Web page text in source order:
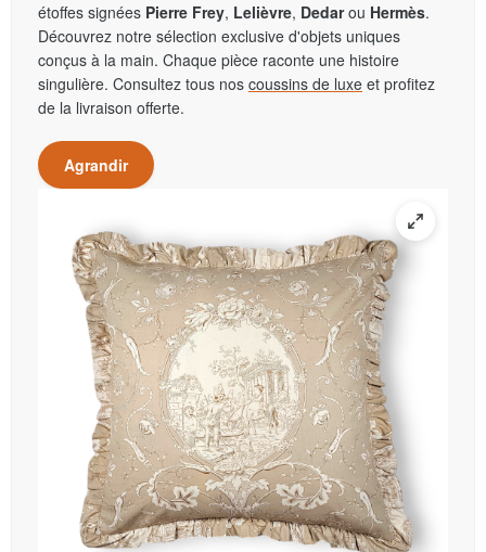
étoffes signées Pierre Frey, Lelièvre, Dedarou Hermès.
Découvrez notre sélection exclusive d'objets uniques
conçus à la main. Chaque pièce raconte une histoire
singulière. Consultez tous nos coussins de luxe et profitez
de la livraison offerte.
Agrandir